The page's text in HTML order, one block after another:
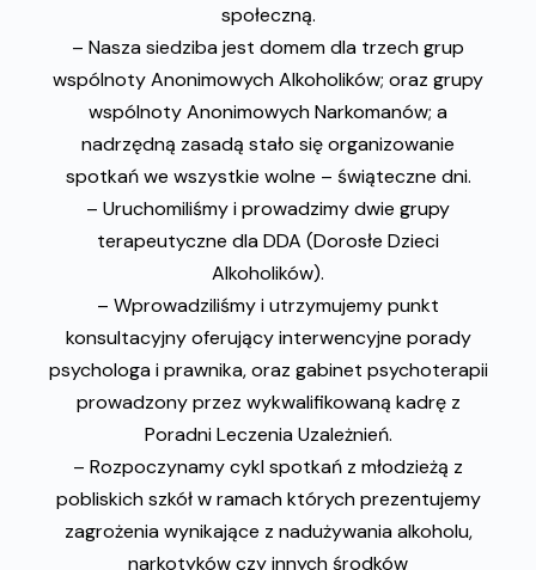
społeczną.
– Nasza siedziba jest domem dla trzech grup
wspólnoty Anonimowych Alkoholików; oraz grupy
wspólnoty Anonimowych Narkomanów; a
nadrzędną zasadą stało się organizowanie
spotkań we wszystkie wolne – świąteczne dni.
– Uruchomiliśmy i prowadzimy dwie grupy
terapeutyczne dla DDA (Dorosłe Dzieci
Alkoholików).
– Wprowadziliśmy i utrzymujemy punkt
konsultacyjny oferujący interwencyjne porady
psychologa i prawnika, oraz gabinet psychoterapii
prowadzony przez wykwalifikowaną kadrę z
Poradni Leczenia Uzależnień.
– Rozpoczynamy cykl spotkań z młodzieżą z
pobliskich szkół w ramach których prezentujemy
zagrożenia wynikające z nadużywania alkoholu,
narkotyków czy innych środków